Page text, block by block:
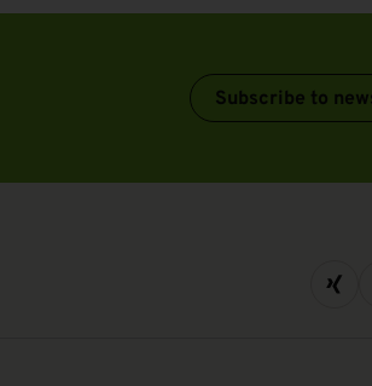
Subscribe to